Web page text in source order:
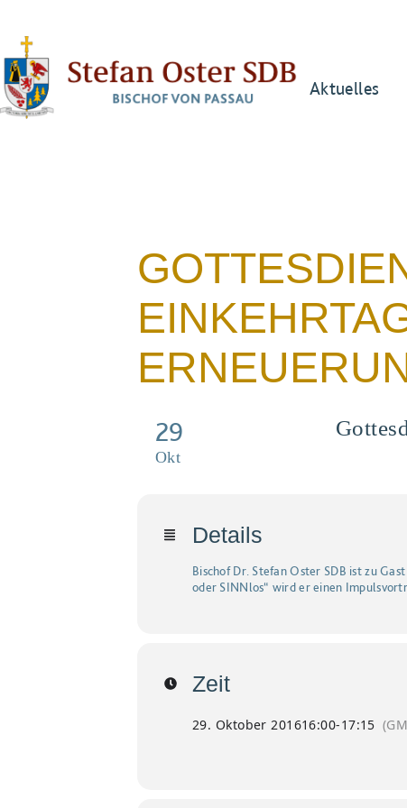
Aktuelles
29
Okt
Details
Bischof Dr. Stefan Oster SDB ist zu
oder SINNlos“ wird er einen
Zeit
29. Oktober 201616:00-17:15